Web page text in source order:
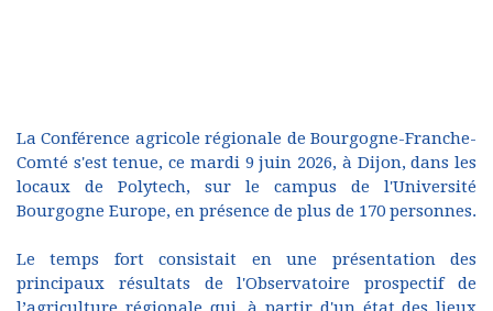
La Conférence agricole régionale de Bourgogne-Franche-
Comté s'est tenue, ce mardi 9 juin 2026, à Dijon, dans les
locaux de Polytech, sur le campus de l'Université
Bourgogne Europe, en présence de plus de 170 personnes.
Le temps fort consistait en une présentation des
principaux résultats de l'Observatoire prospectif de